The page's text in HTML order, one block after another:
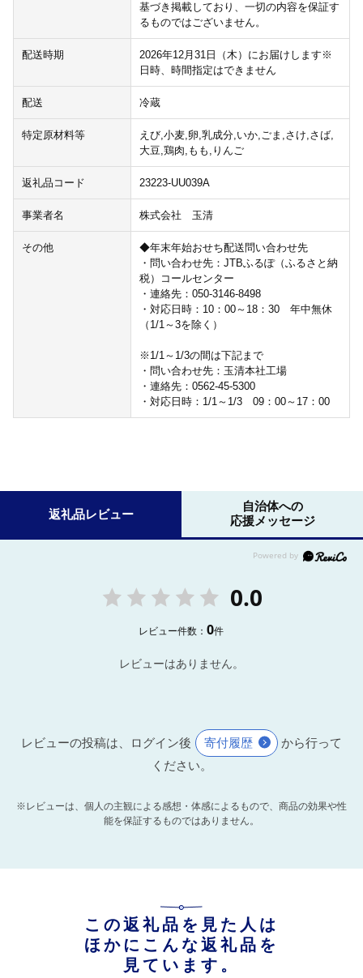
基づき掲載しており、一切の内容を保証す
るものではございません。
配送時期
2026年12月31日（木）にお届けします※
日時、時間指定はできません
配送 冷蔵
特定原材料等
えび,小麦,卵,乳成分,いか,ごま,さけ,さば,
大豆,鶏肉,もも,りんご
返礼品コード 23223-UU039A
事業者名 株式会社 玉清
その他
◆年末年始おせち配送問い合わせ先
・問い合わせ先：JTBふるぽ（ふるさと納
税）コールセンター
・連絡先：050-3146-8498
・対応日時：10：00～18：30 年中無休
（1/1～3を除く）
※1/1～1/3の間は下記まで
・問い合わせ先：玉清本社工場
・連絡先：0562-45-5300
・対応日時：1/1～1/3 09：00～17：00
返礼品レビュー
自治体への
応援メッセージ
0.0
レビュー件数：0件
レビューはありません。
レビューの投稿は、ログイン後 寄付履歴
から行って
ください。
※レビューは、個人の主観による感想・体感によるもので、商品の効果や性
能を保証するものではありません。
この返礼品を見た人は
ほかにこんな返礼品を
見ています。